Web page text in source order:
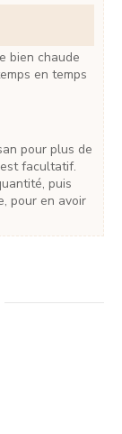
en temps
facultatif.
pour en avoir